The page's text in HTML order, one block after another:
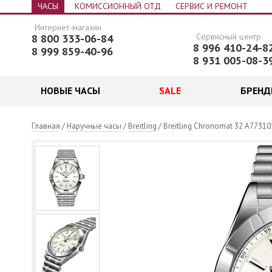
ЧАСЫ КОМИССИОННЫЙ ОТД СЕРВИС И РЕМОНТ
Сервисный центр
8 996 410-24-
8 931 005-08-
Интернет-магазин
8 800 333-06-84
8 999 859-40-96
НОВЫЕ ЧАСЫ SALE
Главная / Наручные часы / Breitling / Breitling Chronomat 32